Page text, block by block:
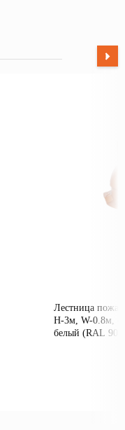
Лестница
Н-3м, W-0.8м,
белый (RAL